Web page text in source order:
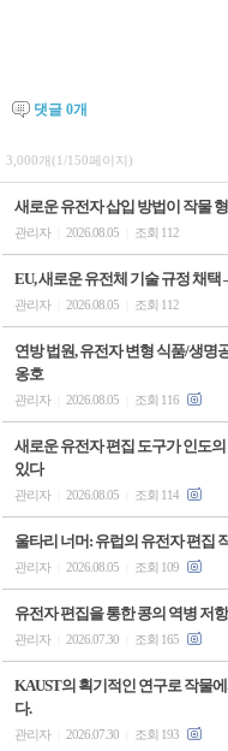
댓글 0개
3,000개(1/150페이지)
새로운 유전자 삽입 방법이 작물
관리자 2026.08.05 조회 112
EU, 새로운 유전체 기술 규정 채택
관리자 2026.08.05 조회 112
연방 법원, 유전자 변형 식품/생명
옹호
관리자 2026.08.05 조회 116
새로운 유전자 편집 도구가 인도
있다
관리자 2026.08.05 조회 114
울타리 너머: 유럽의 유전자 편집
관리자 2026.08.05 조회 109
유전자 편집을 통한 콩의 역병 저
관리자 2026.07.30 조회 165
KAUST의 획기적인 연구로 작물
다.
관리자 2026.07.30 조회 193